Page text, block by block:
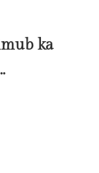
ka